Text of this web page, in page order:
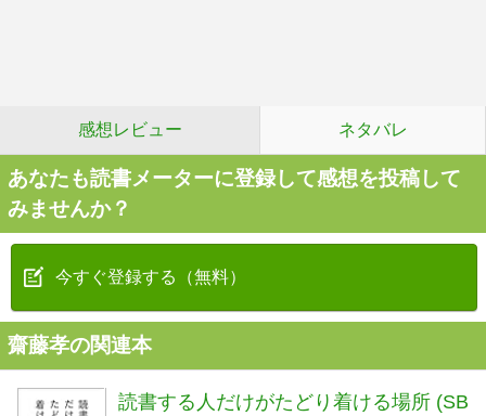
感想レビュー ネタバレ
あなたも読書メーターに登録して感想を投稿して
みませんか？
今すぐ登録する（無料）
齋藤孝の関連本
読書する人だけがたどり着ける場所 (SB